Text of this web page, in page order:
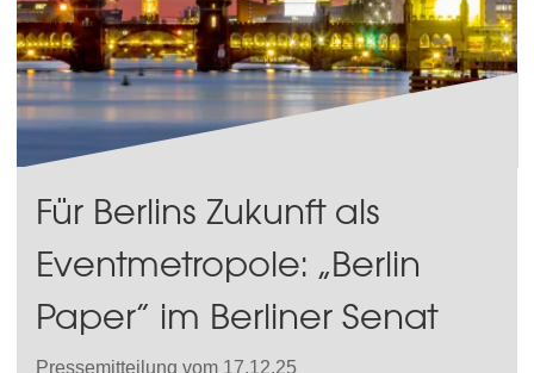
Für Berlins Zukunft als
Eventmetropole: „Berlin
Paper“ im Berliner Senat
Pressemitteilung vom 17.12.25